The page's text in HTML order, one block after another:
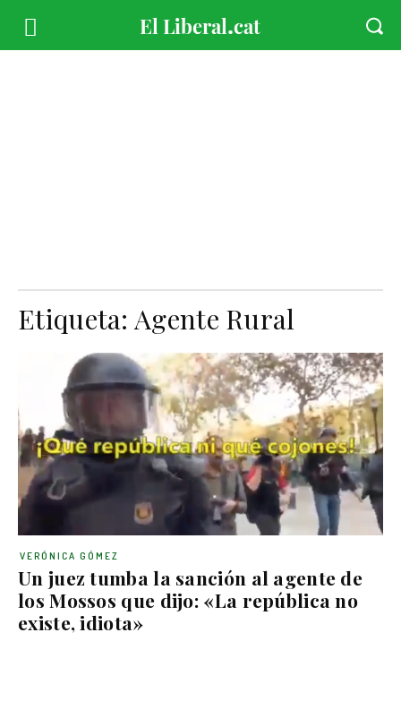
Etiqueta:Agente Rural
Un juez tumba la sanción al agente de
los Mossos que dijo: «La república no
existe, idiota»
VERÓNICA GÓMEZ